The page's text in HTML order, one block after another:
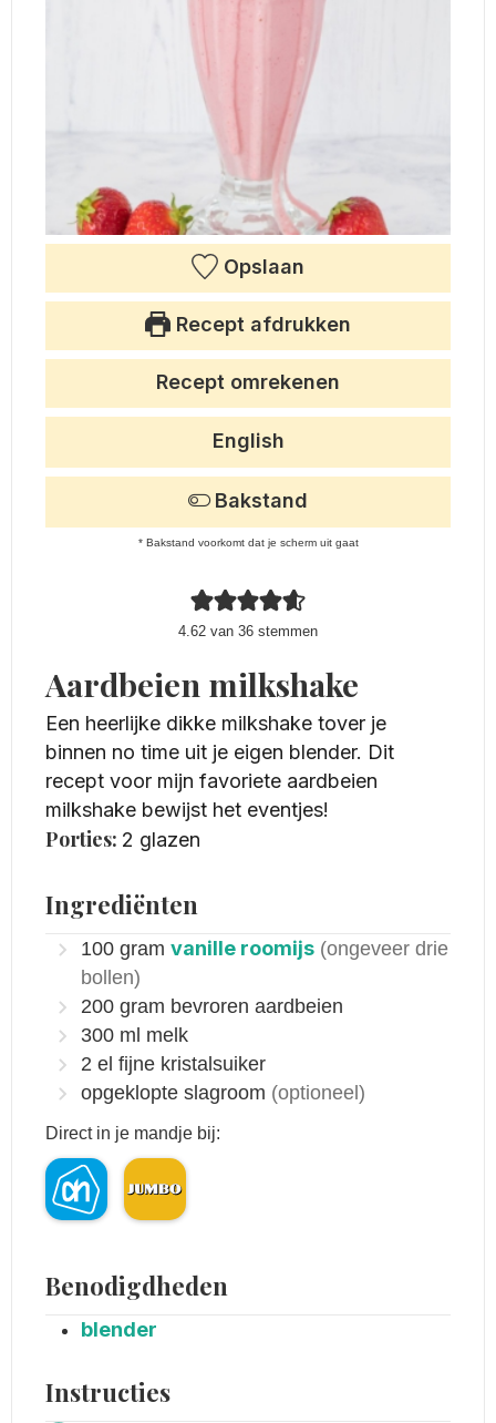
Opslaan
Recept afdrukken
4.62 van 36 stemmen
Recept omrekenen
English
Bakstand
* Bakstand voorkomt dat je scherm uit gaat
Aardbeien milkshake
Een heerlijke dikke milkshake tover je
binnen no time uit je eigen blender. Dit
recept voor mijn favoriete aardbeien
milkshake bewijst het eventjes!
Porties: 2 glazen
Ingrediënten
100 gram vanille roomijs (ongeveer drie
bollen)
200 gram bevroren aardbeien
300 ml melk
2 el fijne kristalsuiker
opgeklopte slagroom (optioneel)
Direct in je mandje bij:
Benodigdheden
blender
Instructies